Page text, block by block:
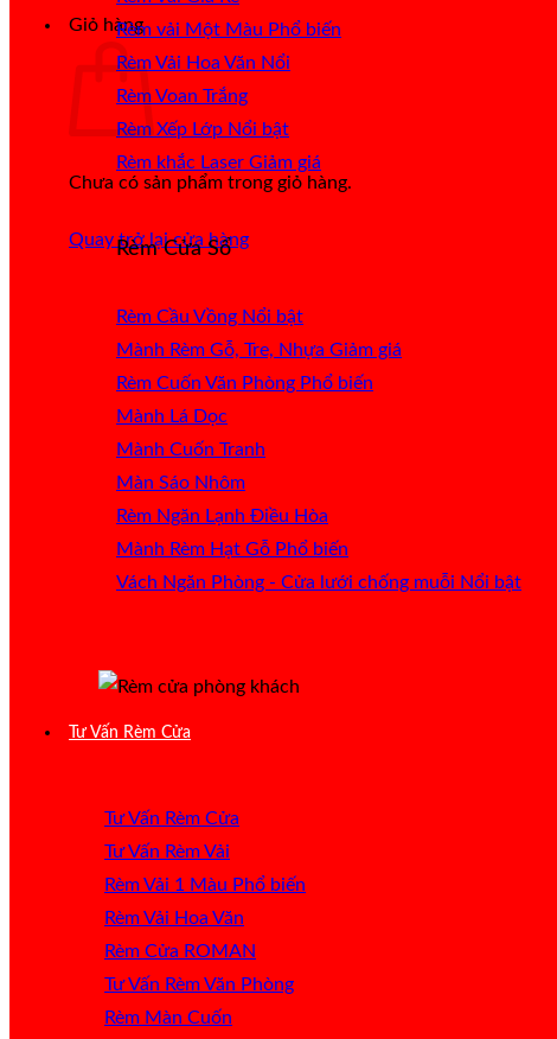
Giỏ hàng
Chưa có sản phẩm trong giỏ hàng.
Quay trở lại cửa hàng
Rèm vải Một Màu
Rèm Vải Hoa Văn Nổi
Rèm Voan Trắng
Rèm Xếp Lớp
Rèm khắc Laser
Rèm Cửa Sổ
Rèm Cầu Vồng
Mành Rèm Gỗ, Tre, Nhựa
Rèm Cuốn Văn Phòng
Mành Lá Dọc
Mành Cuốn Tranh
Màn Sáo Nhôm
Rèm Ngăn Lạnh Điều Hòa
Mành Rèm Hạt Gỗ
Vách Ngăn Phòng - Cửa lưới chống muỗi
Tư Vấn Rèm Cửa
Tư Vấn Rèm Cửa
Tư Vấn Rèm Vải
Rèm Vải 1 Màu
Rèm Vải Hoa Văn
Rèm Cửa ROMAN
Tư Vấn Rèm Văn Phòng
Rèm Màn Cuốn